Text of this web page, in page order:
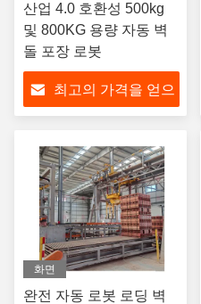
산업 4.0 호환성 500kg
및 800KG 용량 자동 벽
돌 포장 로봇
최고의 가격을 얻으
화면
완전 자동 로봇 로딩 벽